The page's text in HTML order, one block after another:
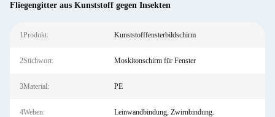
Fliegengitter aus Kunststoff gegen Insekten
1Produkt: Kunststofffensterbildschirm
2Stichwort: Moskitonschirm für Fenster
3Material: PE
4Weben: Leinwandbindung, Zwirnbindung.